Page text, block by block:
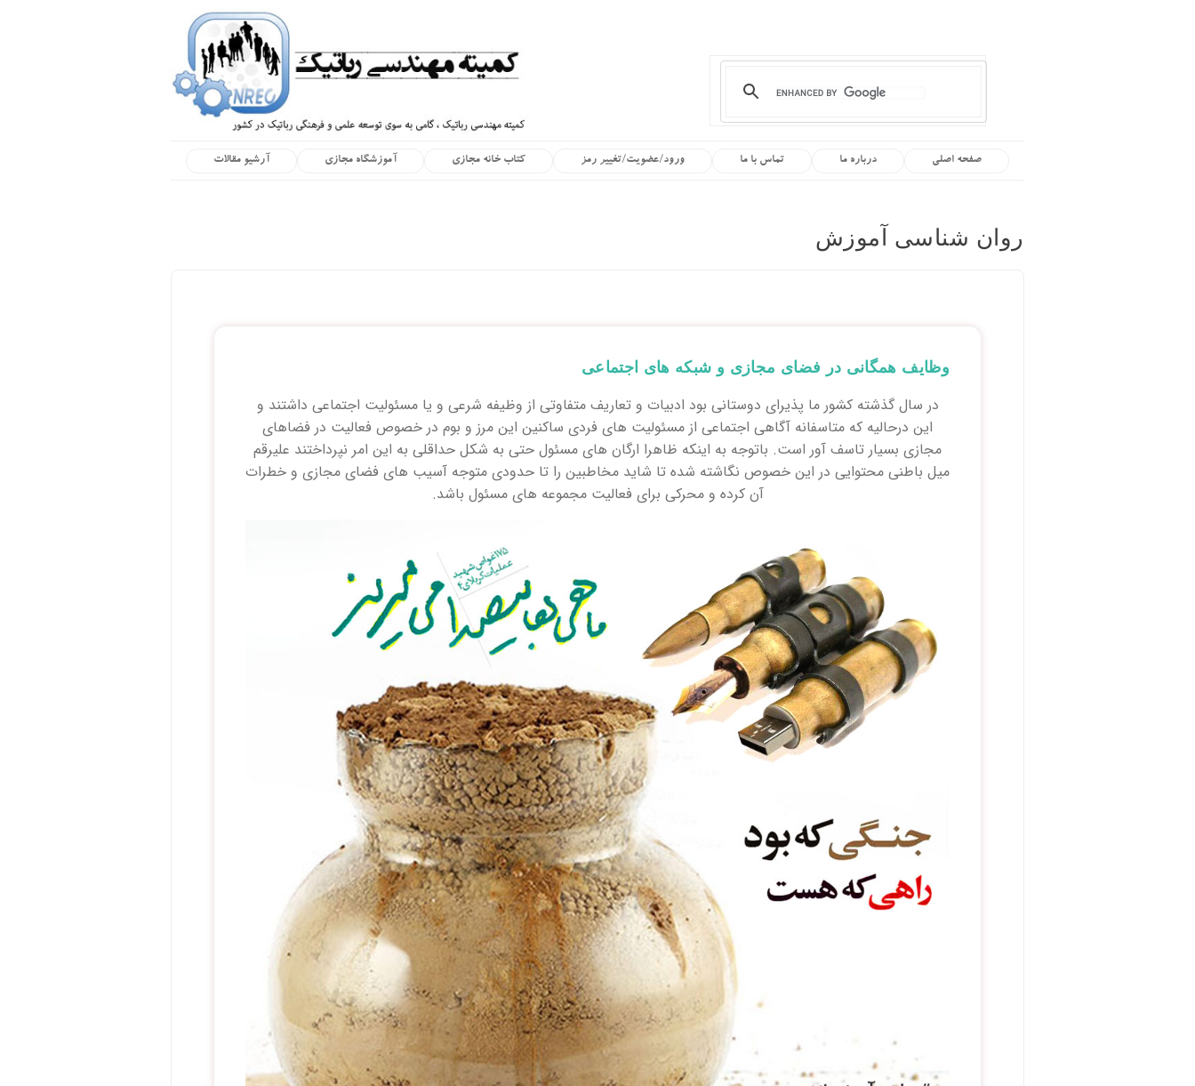
آرشیو مقالات آموزشگاه مجازی کتاب خانه مجازی ورود/عضویت/تغییر رمز تماس با ما درباره ما صفحه اصلی
روان شناسی آموزش
وظایف همگانی در فضای مجازی و شبکه های اجتماعی
در سال گذشته کشور ما پذیرای دوستانی بود ادبیات و تعاریف متفاوتی از وظیفه شرعی و یا مسئولیت اجتماعی داشتند و
این درحالیه که متاسفانه آگاهی اجتماعی از مسئولیت های فردی ساکنین این مرز و بوم در خصوص فعالیت در فضاهای
مجازی بسیار تاسف آور است. باتوجه به اینکه ظاهرا ارگان های مسئول حتی به شکل حداقلی به این امر نپرداختند علیرقم
میل باطنی محتوایی در این خصوص نگاشته شده تا شاید مخاطبین را تا حدودی متوجه آسیب های فضای مجازی و خطرات
آن کرده و محرکی برای فعالیت مجموعه های مسئول باشد.